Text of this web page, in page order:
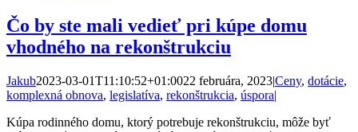
Čo by ste mali vedieť pri kúpe domu
vhodného na rekonštrukciu
Jakub2023-03-01T11:10:52+01:0022 februára, 2023|Ceny, dotácie,
komplexná obnova, legislatíva, rekonštrukcia, úspora|
Kúpa rodinného domu, ktorý potrebuje rekonštrukciu, môže byť